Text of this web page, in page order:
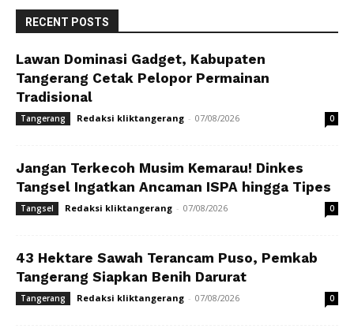
RECENT POSTS
Lawan Dominasi Gadget, Kabupaten
Tangerang Cetak Pelopor Permainan
Tradisional
Tangerang Redaksi kliktangerang - 07/08/2026 0
Jangan Terkecoh Musim Kemarau! Dinkes
Tangsel Ingatkan Ancaman ISPA hingga Tipes
Tangsel Redaksi kliktangerang - 07/08/2026 0
43 Hektare Sawah Terancam Puso, Pemkab
Tangerang Siapkan Benih Darurat
Tangerang Redaksi kliktangerang - 07/08/2026 0